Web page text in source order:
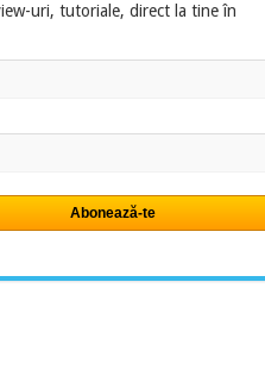
uri, tutoriale, direct la tine în